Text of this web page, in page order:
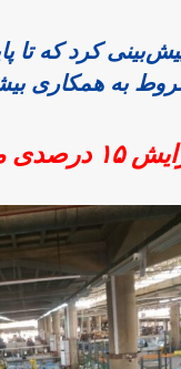
به همکاری بیشتر با
مبادلات پستی